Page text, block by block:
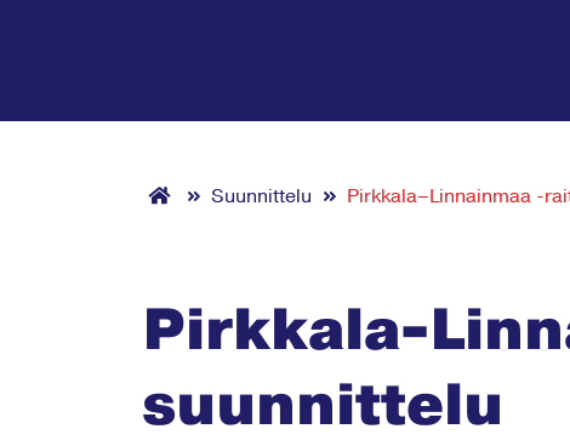
Suunnittelu Pirkkala–Linnainmaa -
Pirkkala-
suunnittelu